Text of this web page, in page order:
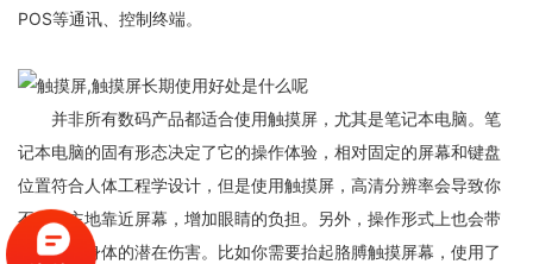
POS等通讯、控制终端。
并非所有数码产品都适合使用触摸屏，尤其是笔记本电脑。笔
记本电脑的固有形态决定了它的操作体验，相对固定的屏幕和键盘
位置符合人体工程学设计，但是使用触摸屏，高清分辨率会导致你
不由自主地靠近屏幕，增加眼睛的负担。另外，操作形式上也会带
来很多对身体的潜在伤害。比如你需要抬起胳膊触摸屏幕，使用了